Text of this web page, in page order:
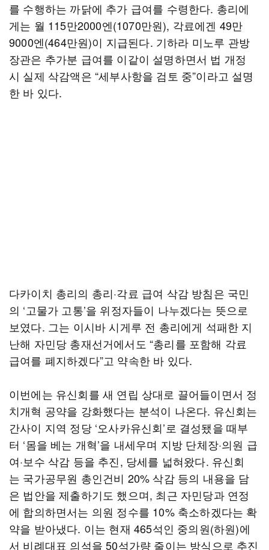
를 수행하는 까닭에 추가 급여를 수령한다. 총리에
게는 월 115만2000엔(1070만원), 각료에겐 49만
9000엔(464만원)이 지급된다. 기하라 미노루 관방
장관은 추가분 급여를 이같이 설명하면서 법 개정
시 실제 삭감액은 “세부사항을 검토 중”이라고 설명
한 바 있다.
다카이치 총리의 총리·각료 급여 삭감 방침은 국민
의 ‘고물가 고통’을 위정자들이 나누겠다는 뜻으로
보였다. 그는 이시바 시게루 전 총리에게 석패한 지
난해 자민당 총재선거에서도 “총리를 포함해 각료
급여를 폐지하겠다”고 약속한 바 있다.
이번에는 유신회를 새 연립 상대로 끌어들이면서 정
치개혁 공약을 강화했다는 분석이 나온다. 유신회는
간사이 지역 정당 ‘오사카유신회’로 결성됐을 때부
터 ‘몸을 베는 개혁’을 내세우며 지방 단체장·의원 급
여·보수 삭감 등을 추진, 당세를 넓혀왔다. 유신회
는 국가공무원 총인건비 20% 삭감 등의 내용을 담
은 법안을 제출하기도 했으며, 최근 자민당과 연정
에 합의하면서는 의원 정수를 10% 축소하겠다는 확
약을 받아냈다. 이는 현재 465석인 중의원(하원)에
서 비례대표 의석을 50석가량 줄이는 방식으로 추진